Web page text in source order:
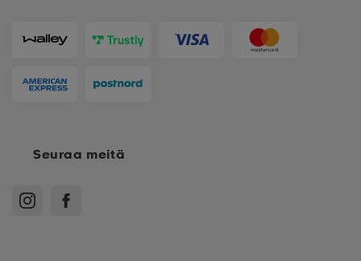
Seuraa meitä